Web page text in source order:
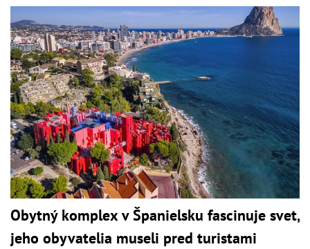
Obytný komplex v Španielsku fascinuje svet,
jeho obyvatelia museli pred turistami